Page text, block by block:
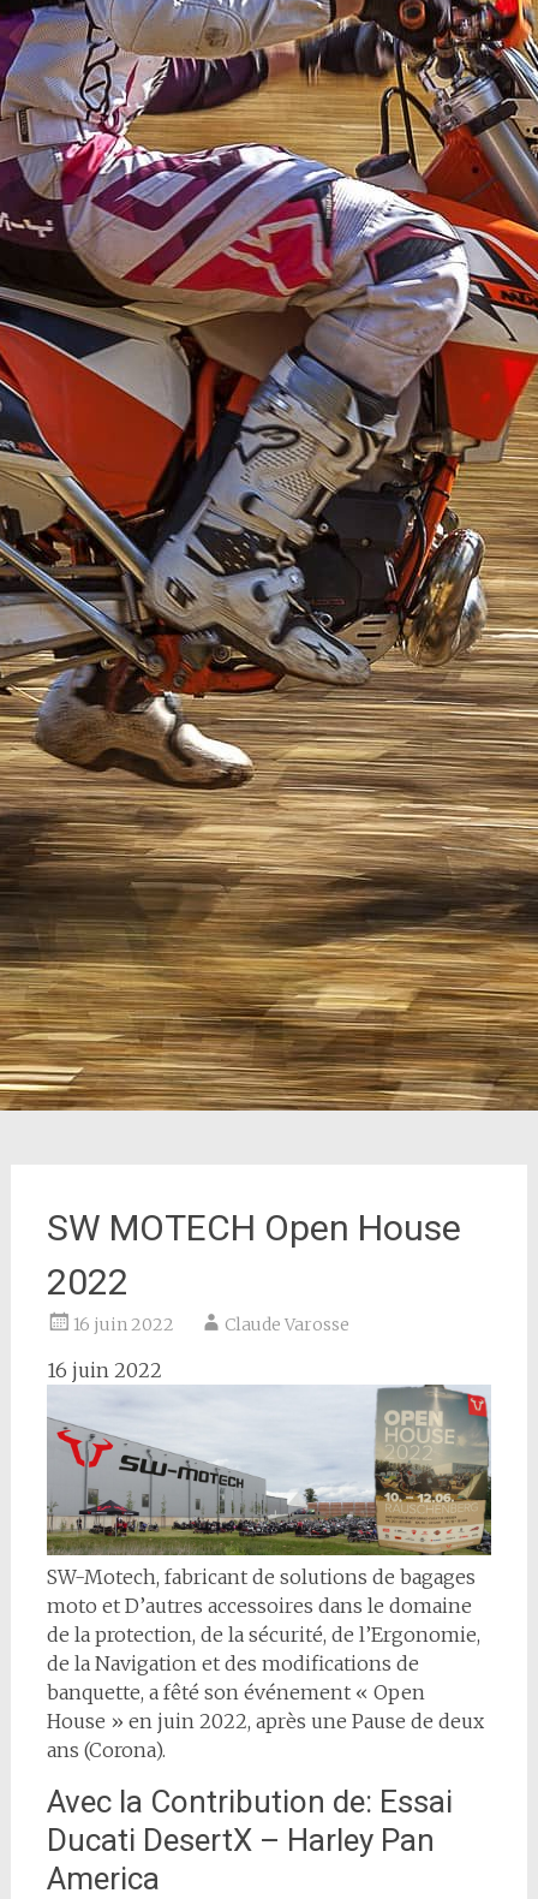
SW MOTECH Open House
2022
16 juin 2022 Claude Varosse
16 juin 2022
SW-Motech, fabricant de solutions de bagages
moto et D’autres accessoires dans le domaine
de la protection, de la sécurité, de l’Ergonomie,
de la Navigation et des modifications de
banquette, a fêté son événement « Open
House » en juin 2022, après une Pause de deux
ans (Corona).
Avec la Contribution de: Essai
Ducati DesertX – Harley Pan
America